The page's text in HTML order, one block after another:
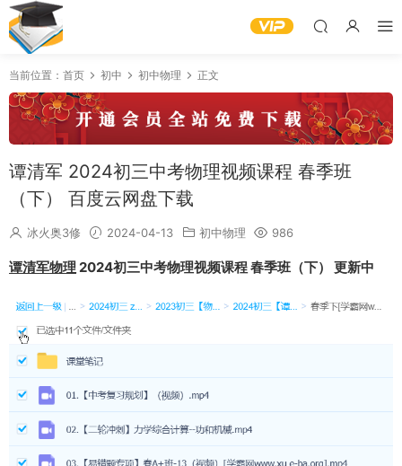
当前位置： 首页 初中 初中物理 正文
谭清军 2024初三中考物理视频课程 春季班
（下） 百度云网盘下载
冰火奥3修 2024-04-13 初中物理 986
谭清军物理2024初三中考物理视频课程 春季班（下） 更新中